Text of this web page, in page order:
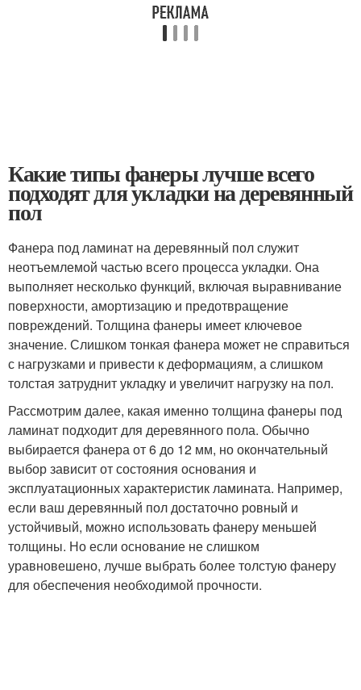
Какие типы фанеры лучше всего
подходят для укладки на деревянный
пол
Фанера под ламинат на деревянный пол служит
неотъемлемой частью всего процесса укладки. Она
выполняет несколько функций, включая выравнивание
поверхности, амортизацию и предотвращение
повреждений. Толщина фанеры имеет ключевое
значение. Слишком тонкая фанера может не справиться
с нагрузками и привести к деформациям, а слишком
толстая затруднит укладку и увеличит нагрузку на пол.
Рассмотрим далее, какая именно толщина фанеры под
ламинат подходит для деревянного пола. Обычно
выбирается фанера от 6 до 12 мм, но окончательный
выбор зависит от состояния основания и
эксплуатационных характеристик ламината. Например,
если ваш деревянный пол достаточно ровный и
устойчивый, можно использовать фанеру меньшей
толщины. Но если основание не слишком
уравновешено, лучше выбрать более толстую фанеру
для обеспечения необходимой прочности.